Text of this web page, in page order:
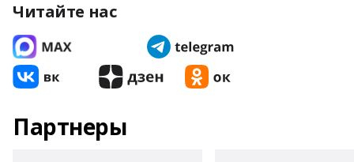
Читайте нас
Партнеры